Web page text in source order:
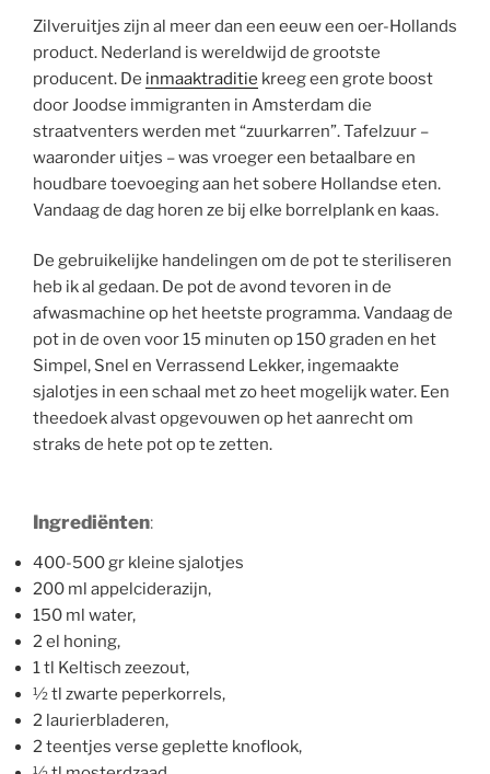
Zilveruitjes zijn al meer dan een eeuw een oer-Hollands
product. Nederland is wereldwijd de grootste
producent. De inmaaktraditie kreeg een grote boost
door Joodse immigranten in Amsterdam die
straatventers werden met “zuurkarren”. Tafelzuur –
waaronder uitjes – was vroeger een betaalbare en
houdbare toevoeging aan het sobere Hollandse eten.
Vandaag de dag horen ze bij elke borrelplank en kaas.
De gebruikelijke handelingen om de pot te steriliseren
heb ik al gedaan. De pot de avond tevoren in de
afwasmachine op het heetste programma. Vandaag de
pot in de oven voor 15 minuten op 150 graden en het
Simpel, Snel en Verrassend Lekker, ingemaakte
sjalotjes in een schaal met zo heet mogelijk water. Een
theedoek alvast opgevouwen op het aanrecht om
straks de hete pot op te zetten.
Ingrediënten:
400-500 gr kleine sjalotjes
200 ml appelciderazijn,
150 ml water,
2 el honing,
1 tl Keltisch zeezout,
½ tl zwarte peperkorrels,
2 laurierbladeren,
2 teentjes verse geplette knoflook,